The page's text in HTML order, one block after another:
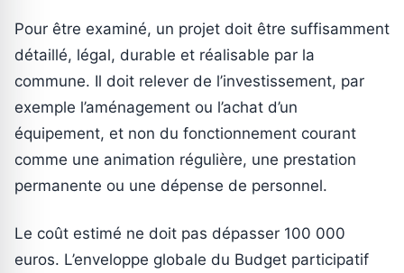
Pour être examiné, un projet doit être suffisamment
détaillé, légal, durable et réalisable par la
commune. Il doit relever de l’investissement, par
exemple l’aménagement ou l’achat d’un
équipement, et non du fonctionnement courant
comme une animation régulière, une prestation
permanente ou une dépense de personnel.
Le coût estimé ne doit pas dépasser 100 000
euros. L’enveloppe globale du Budget participatif